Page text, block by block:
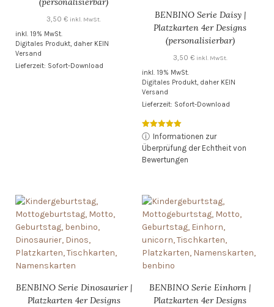
3,50€ inkl. MwSt.
inkl. 19% MwSt.
Digitales Produkt, daher KEIN
Versand
Lieferzeit: Sofort-Download
BENBINO Serie Daisy |
Platzkarten 4er Designs
(personalisierbar)
3,50 € inkl. MwSt.
inkl. 19% MwSt.
Digitales Produkt, daher KEIN
Versand
Lieferzeit: Sofort-Download
Bewertet mit
5.00
von 5
ⓘ Informationen zur
Überprüfung der Echtheit von
Bewertungen
BENBINO Serie Dinosaurier |
Platzkarten 4er Designs
BENBINO Serie Einhorn |
Platzkarten 4er Designs